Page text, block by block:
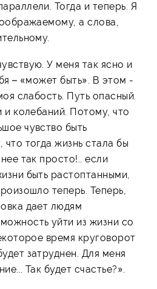
Тогда и теперь. Я
а слова,
У меня так ясно и
– «может быть». В этом -
слабость. Путь опасный.
и колебаний. Потому, что
чувство быть
тогда жизнь стала бы
так просто!.. если
быть растоптанными,
теперь. Теперь,
дает людям
уйти из жизни со
время круговорот
затруднен. Для меня
Так будет счастье?».